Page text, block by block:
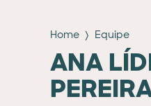
Home Equipe
ANA